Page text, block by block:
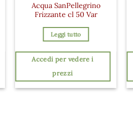
Acqua SanPellegrino
Frizzante cl 50 Var
Leggi tutto
Accedi per vedere i
prezzi